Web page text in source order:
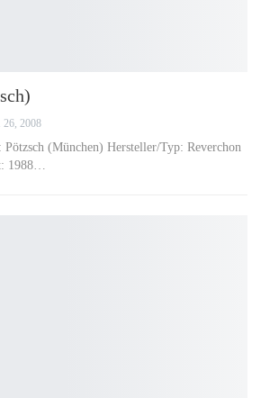
26, 2008
(München) Hersteller/Typ: Reverchon
1988…